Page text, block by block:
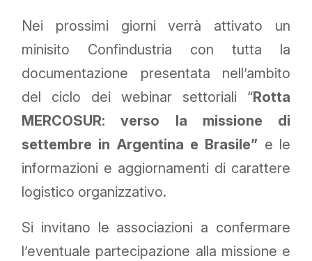
Nei prossimi giorni verrà attivato un
minisito Confindustria con tutta la
documentazione presentata nell’ambito
del ciclo dei webinar settoriali “Rotta
MERCOSUR: verso la missione di
settembre in Argentina e Brasile” e le
informazioni e aggiornamenti di carattere
logistico organizzativo.
Si invitano le associazioni a confermare
l’eventuale partecipazione alla missione e